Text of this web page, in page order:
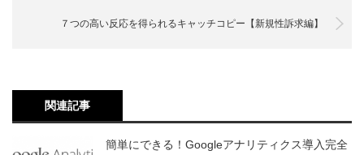
７つの高い反応を得られるキャッチコピー【新規性訴求編】
関連記事
簡単にできる！Googleアナリティクス導入完全